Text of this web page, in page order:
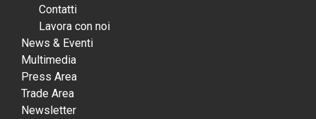
Contatti
Lavora con noi
News & Eventi
Multimedia
Press Area
Trade Area
Newsletter